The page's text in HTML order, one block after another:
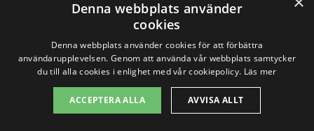
priset.
Genom att förstå dessa variabler kan du
lättare jämföra priser och få en
uppfattning om vad som är rimligt att
Denna webbplats använder
cookies
Denna webbplats använder cookies för att förbättra
användarupplevelsen. Genom att använda vår webbplats samtycker
du till alla cookies i enlighet med vår cookiepolicy. Läs mer
ACCEPTERA ALLA AVVISA ALLT